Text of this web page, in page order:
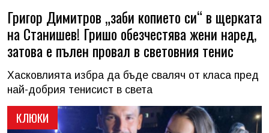
КЛЮКИ
Григор Димитров „заби копието си“ в щерката
на Станишев! Гришо обезчестява жени наред,
затова е пълен провал в световния тенис
Хасковлията избра да бъде сваляч от класа пред
най-добрия тенисист в света